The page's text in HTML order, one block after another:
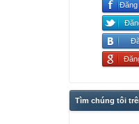
Đăng
Tìm chúng tôi